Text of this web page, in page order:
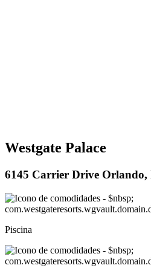
Westgate Palace
6145 Carrier Drive Orlando,
Piscina